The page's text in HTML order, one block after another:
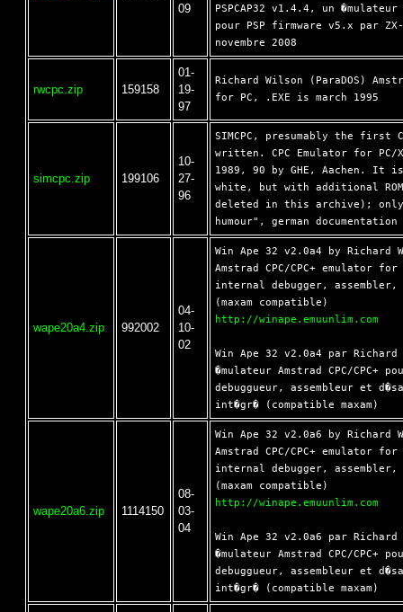
09
PSPCAP32 v1.4.4, un �mulateur
pour PSP firmware v5.x
rwcpc.zip 159158
01-
19-
97
Richard Wilson (ParaDOS)
simcpc.zip 199106
10-
27-
96
SIMCPC, presumably the first
written. CPC Emulator for PC/
1989, 90 by GHE, Aachen. It
white, but with additional ROMs
deleted in this archive);
wape20a4.zip 992002
04-
10-
02
Win Ape 32 v2.0a4 by Richard
Amstrad CPC/CPC+ emulator
internal debugger, assembler,
http://winape.emuunlim.com
Win Ape 32 v2.0a4 par
�mulateur Amstrad CPC/CPC+
debuggueur, assembleur et
wape20a6.zip 1114150
08-
03-
04
Win Ape 32 v2.0a6 by Richard
Amstrad CPC/CPC+ emulator
internal debugger, assembler,
http://winape.emuunlim.com
Win Ape 32 v2.0a6 par
�mulateur Amstrad CPC/CPC+
debuggueur, assembleur et